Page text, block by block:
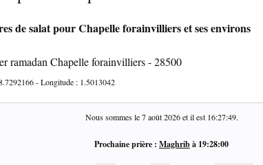
de salat pour Chapelle forainvilliers et ses environs
ramadan Chapelle forainvilliers - 28500
- Longitude : 1.5013042
Nous sommes le7 août 2026et il est 16:27:50.
Prochaine prière : Maghribà 19:28:00